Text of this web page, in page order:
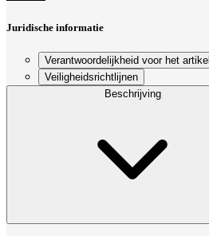
Juridische informatie
Verantwoordelijkheid voor het artikel
Veiligheidsrichtlijnen
Beschrijving